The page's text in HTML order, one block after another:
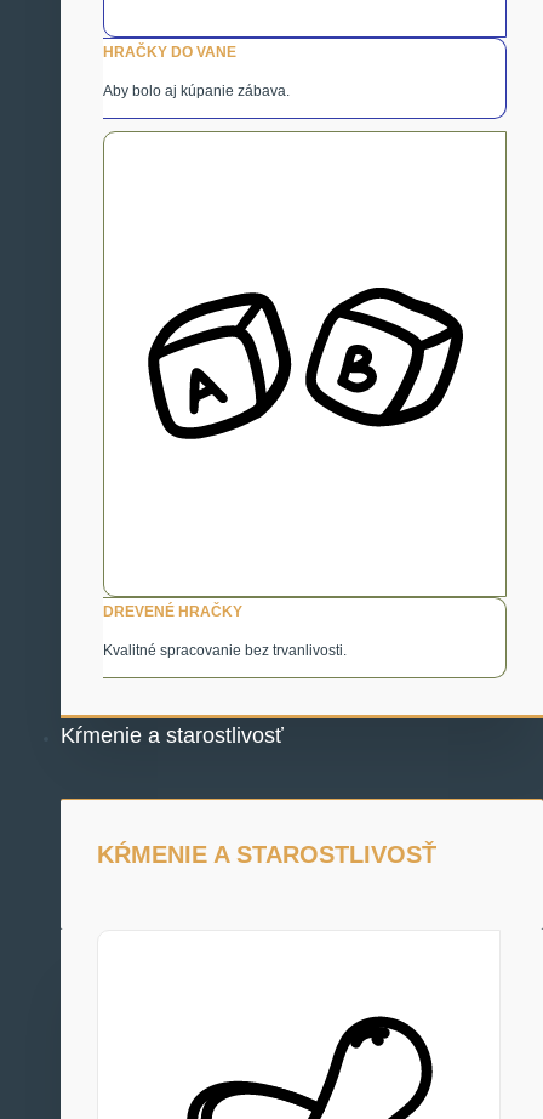
HRAČKY DO VANE
Aby bolo aj kúpanie zábava.
DREVENÉ HRAČKY
Kvalitné spracovanie bez trvanlivosti.
Kŕmenie a starostlivosť
KŔMENIE A STAROSTLIVOSŤ